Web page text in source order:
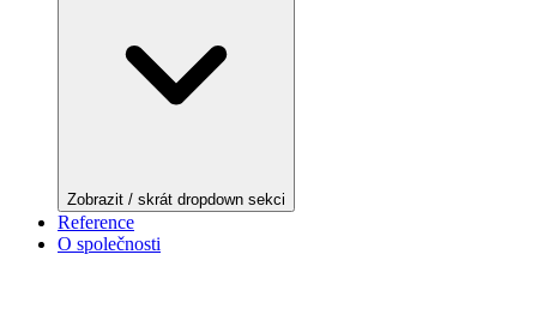
Zobrazit / skrát dropdown sekci
Reference
O společnosti